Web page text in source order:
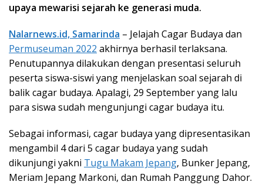
upaya mewarisi sejarah ke generasi muda.
Nalarnews.id, Samarinda – Jelajah Cagar Budaya dan
Permuseuman 2022 akhirnya berhasil terlaksana.
Penutupannya dilakukan dengan presentasi seluruh
peserta siswa-siswi yang menjelaskan soal sejarah di
balik cagar budaya. Apalagi, 29 September yang lalu
para siswa sudah mengunjungi cagar budaya itu.
Sebagai informasi, cagar budaya yang dipresentasikan
mengambil 4 dari 5 cagar budaya yang sudah
dikunjungi yakni Tugu Makam Jepang, Bunker Jepang,
Meriam Jepang Markoni, dan Rumah Panggung Dahor.